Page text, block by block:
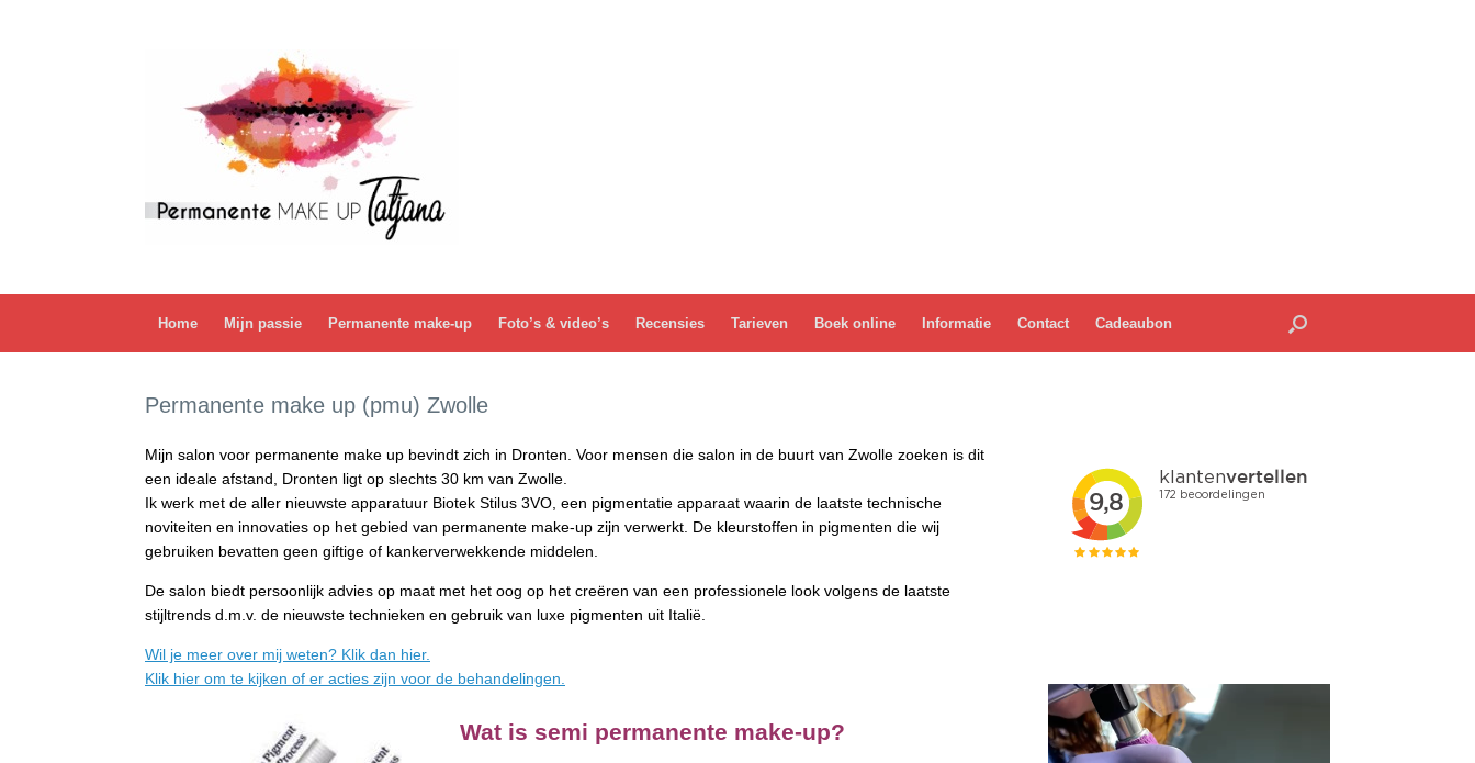
Home Mijn passie Permanente make-up Foto’s & video’s Recensies Tarieven Boek online Informatie Contact Cadeaubon
Permanente make up (pmu) Zwolle
Mijn salon voor permanente make up bevindt zich in Dronten. Voor mensen die salon in de buurt van Zwolle zoeken is dit
een ideale afstand, Dronten ligt op slechts 30 km van Zwolle.
Ik werk met de aller nieuwste apparatuur Biotek Stilus 3VO, een pigmentatie apparaat waarin de laatste technische
noviteiten en innovaties op het gebied van permanente make-up zijn verwerkt. De kleurstoffen in pigmenten die wij
gebruiken bevatten geen giftige of kankerverwekkende middelen.
De salon biedt persoonlijk advies op maat met het oog op het creëren van een professionele look volgens de laatste
stijltrends d.m.v. de nieuwste technieken en gebruik van luxe pigmenten uit Italië.
Wil je meer over mij weten? Klik dan hier.
Klik hier om te kijken of er acties zijn voor de behandelingen.
Wat is semi permanente make-up?
Videospeler